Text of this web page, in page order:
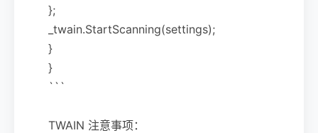
};
_twain.StartScanning(settings);
}
}
```
TWAIN 注意事项：